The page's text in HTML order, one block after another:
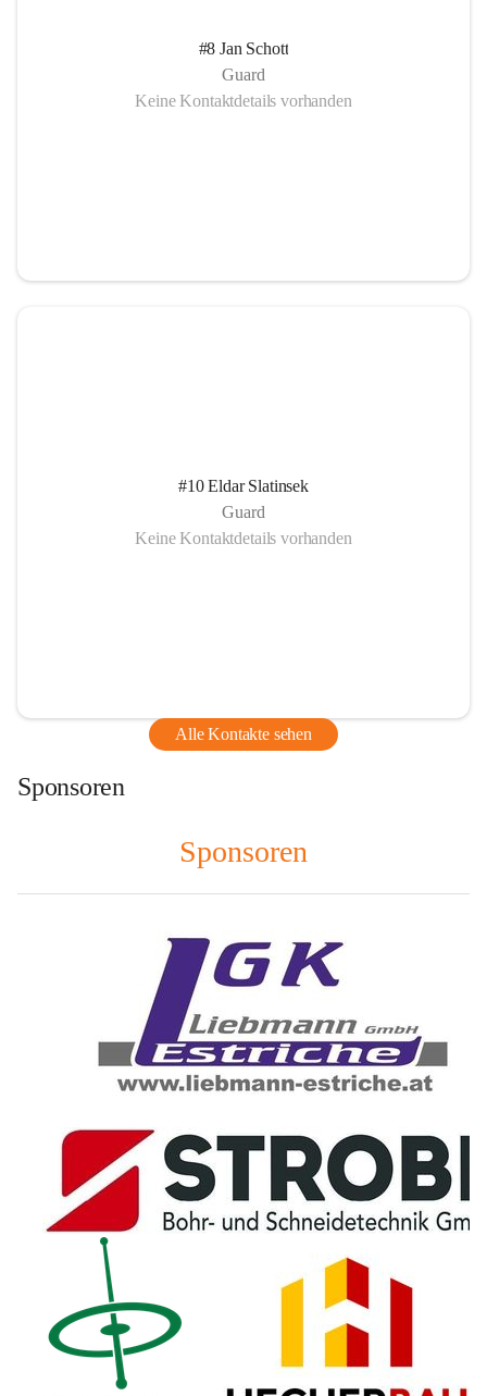
#8 Jan Schott
Guard
Keine Kontaktdetails vorhanden
#10 Eldar Slatinsek
Guard
Keine Kontaktdetails vorhanden
Alle Kontakte sehen
Sponsoren
Sponsoren